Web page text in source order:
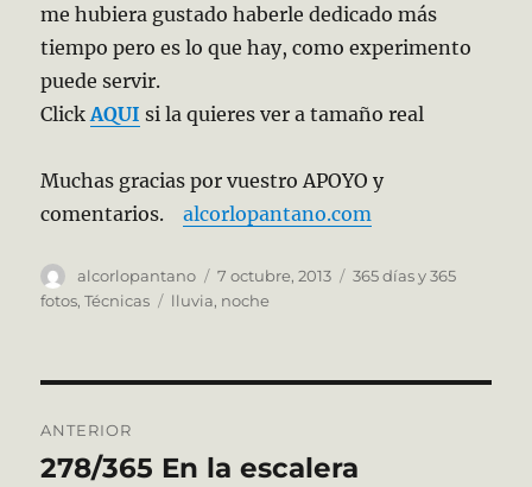
me hubiera gustado haberle dedicado más
tiempo pero es lo que hay, como experimento
puede servir.
ClickAQUI si la quieres ver a tamaño real
Muchas gracias por vuestro APOYO y
comentarios.alcorlopantano.com
Autor
alcorlopantano
Publicado
el
7 octubre, 2013 Categorías
365 días y 365
fotos,Técnicas Etiquetas
lluvia, noche
de
ANTERIOR
Entrada
278/365 En la escalera